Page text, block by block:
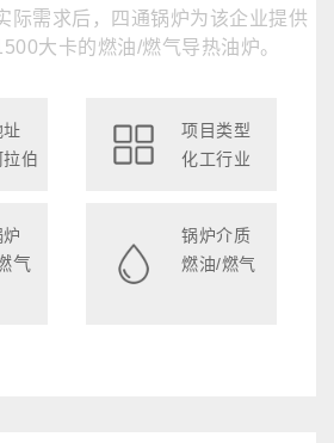
际需求后，四通锅炉为该企业提供
大卡的燃油/燃气导热油炉。
址
伯
项目类型
化工行业
气
锅炉介质
燃油/燃气